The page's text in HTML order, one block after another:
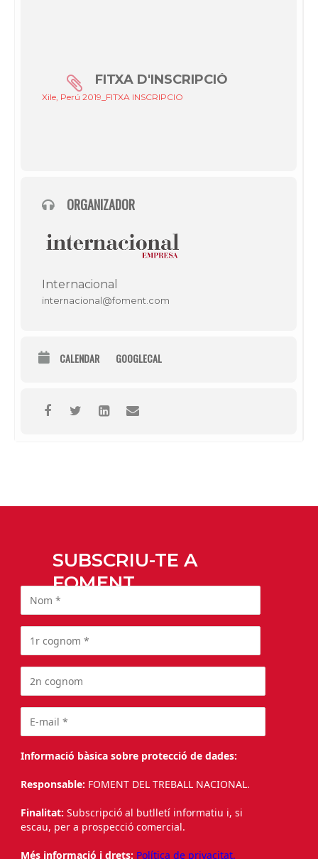
FITXA D'INSCRIPCIÓ
Xile, Perú 2019_FITXA INSCRIPCIO
ORGANIZADOR
Internacional
internacional@foment.com
CALENDAR GOOGLECAL
SUBSCRIU-TE A
FOMENT
Informació bàsica sobre protecció de dades:
Responsable: FOMENT DEL TREBALL NACIONAL.
Finalitat: Subscripció al butlletí informatiu i, si
escau, per a prospecció comercial.
Més informació i drets: Política de privacitat.